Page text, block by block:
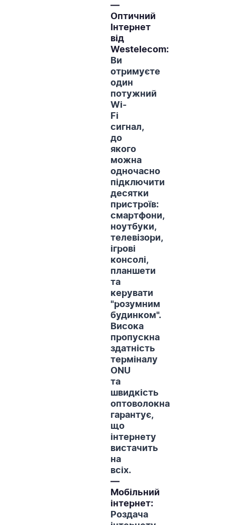
—
Оптичний
Інтернет
від
Westelecom:
Ви
отримуєте
один
потужний
Wi-
Fi
сигнал,
до
якого
можна
одночасно
підключити
десятки
пристроїв:
смартфони,
ноутбуки,
телевізори,
ігрові
консолі,
планшети
та
керувати
"розумним
будинком".
Висока
пропускна
здатність
терміналу
ONU
та
швидкість
оптоволокна
гарантує,
що
інтернету
вистачить
на
всіх.
—
Мобільний
інтернет:
Роздача